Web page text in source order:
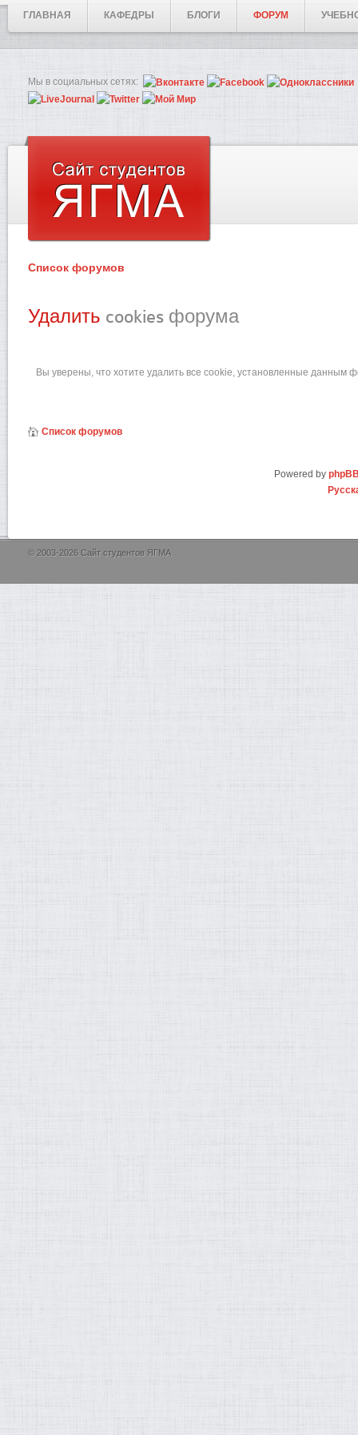
ГЛАВНАЯ КАФЕДРЫ БЛОГИ ФОРУМ
Мы в социальных сетях:
Список форумов
Удалить cookies форума
Вы уверены, что хотите удалить все cookie, установленные данным
Список форумов
Powered by
© 2003-2026 Сайт студентов ЯГМА